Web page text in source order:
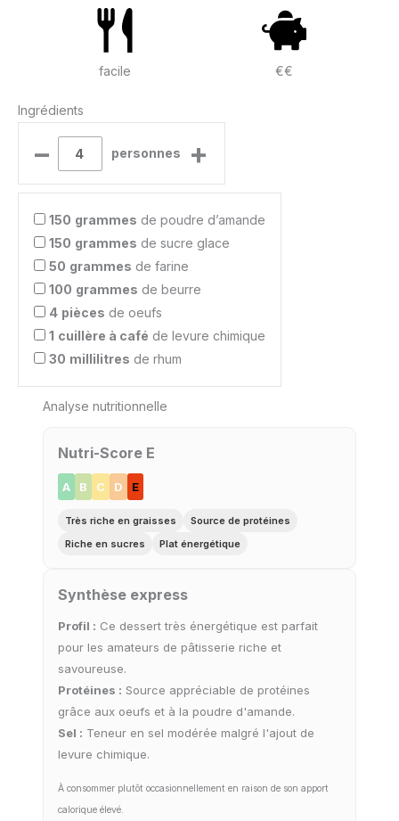
facile €€
Ingrédients
– personnes +
150 grammes de poudre d’amande
150 grammes de sucre glace
50 grammes de farine
100 grammes de beurre
4 pièces de oeufs
1 cuillère à café de levure chimique
30 millilitres de rhum
Analyse nutritionnelle
Nutri-Score E
A B C D E
Très riche en graisses
Source de protéines
Riche en sucres
Plat énergétique
Synthèse express
Profil : Ce dessert très énergétique est parfait
pour les amateurs de pâtisserie riche et
savoureuse.
Protéines : Source appréciable de protéines
grâce aux oeufs et à la poudre d'amande.
Sel : Teneur en sel modérée malgré l'ajout de
levure chimique.
À consommer plutôt occasionnellement en raison de son apport
calorique élevé.